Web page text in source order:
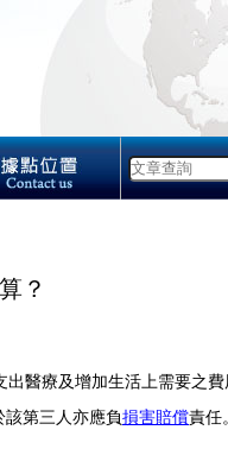
？
醫療及增加生活上需要之
第三人亦應負損害賠償責任